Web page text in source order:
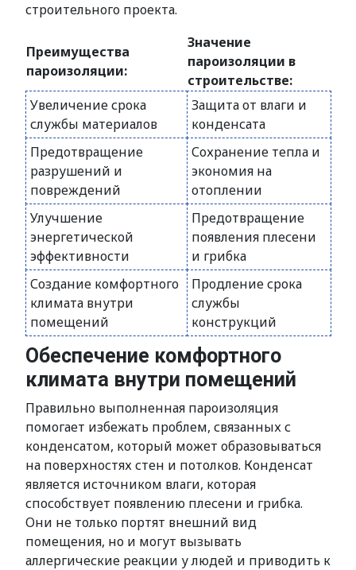
строительного проекта.
Преимущества
пароизоляции:
Значение
пароизоляции в
строительстве:
Увеличение срока
службы материалов
Защита от влаги и
конденсата
Предотвращение
разрушений и
повреждений
Сохранение тепла и
экономия на
отоплении
Улучшение
энергетической
эффективности
Предотвращение
появления плесени
и грибка
Создание комфортного
климата внутри
помещений
Продление срока
службы
конструкций
Обеспечение комфортного
климата внутри помещений
Правильно выполненная пароизоляция
помогает избежать проблем, связанных с
конденсатом, который может образовываться
на поверхностях стен и потолков. Конденсат
является источником влаги, которая
способствует появлению плесени и грибка.
Они не только портят внешний вид
помещения, но и могут вызывать
аллергические реакции у людей и приводить к